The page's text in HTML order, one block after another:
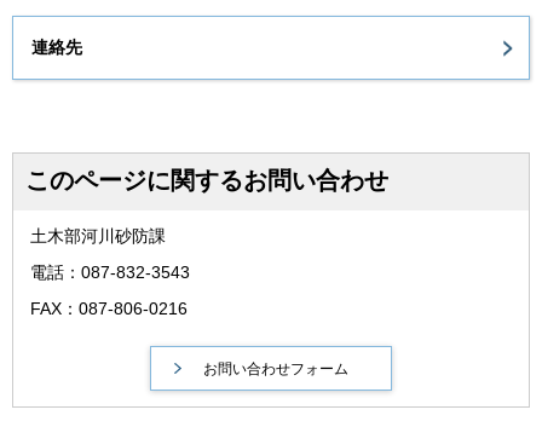
連絡先
このページに関するお問い合わせ
土木部河川砂防課
電話：087-832-3543
FAX：087-806-0216